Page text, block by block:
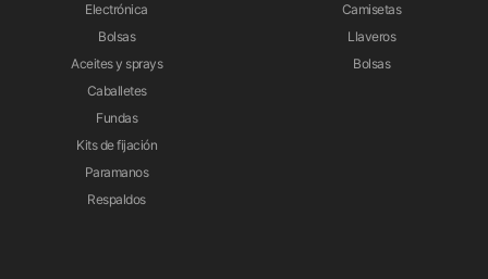
Electrónica
Bolsas
Aceites y sprays
Caballetes
Fundas
Kits de fijación
Paramanos
Respaldos
Camisetas
Llaveros
Bolsas